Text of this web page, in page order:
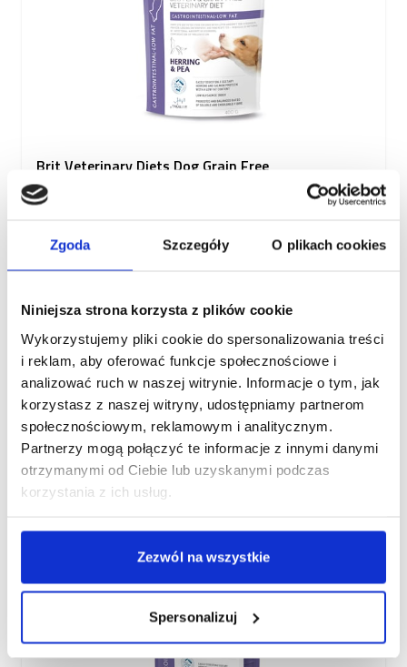
Zgoda Szczegóły O plikach cookies
Niniejsza strona korzysta z plików cookie
Wykorzystujemy pliki cookie do spersonalizowania treści
i reklam, aby oferować funkcje społecznościowe i
analizować ruch w naszej witrynie. Informacje o tym, jak
korzystasz z naszej witryny, udostępniamy partnerom
społecznościowym, reklamowym i analitycznym.
Partnerzy mogą połączyć te informacje z innymi danymi
otrzymanymi od Ciebie lub uzyskanymi podczas
korzystania z ich usług.
Zezwól na wszystkie
Spersonalizuj
Brit Veterinary Diets Dog Grain Free
Gastrointestinal Low Fat, śledź z groszkiem, 400 g
jelitowymi o obniżonej zawartości tłuszczu
Weterynaryjna karma dietetyczna, stworzona dla psów z
30,00 zł
Dodaj do koszyka